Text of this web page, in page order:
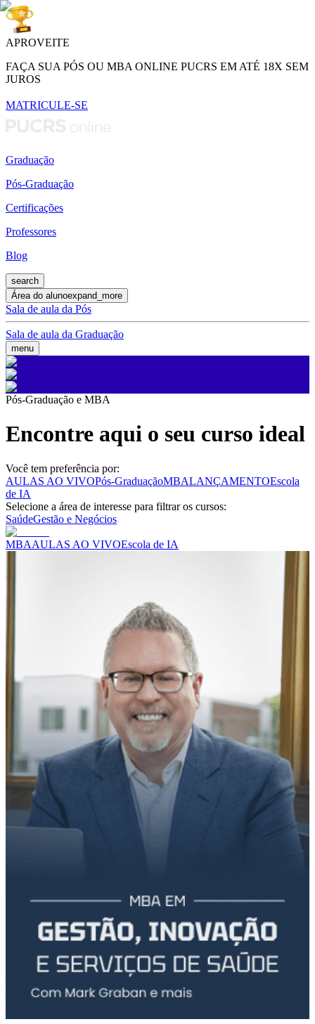
APROVEITE
FAÇA SUA PÓS OU MBA ONLINE PUCRS EM ATÉ 18X SEM
JUROS
MATRICULE-SE
Graduação
Pós-Graduação
Certificações
Professores
Blog
search
Área do alunoexpand_more
Sala de aula da Pós
Sala de aula da Graduação
menu
Pós-Graduação e MBA
Encontre aqui o seu curso ideal
Você tem preferência por:
AULAS AO VIVOPós-GraduaçãoMBALANÇAMENTOEscola
de IA
Selecione a área de interesse para filtrar os cursos:
SaúdeGestão e Negócios
MBAAULAS AO VIVOEscola de IA